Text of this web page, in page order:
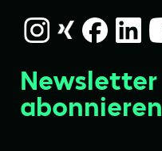
Newsletter
abonnieren